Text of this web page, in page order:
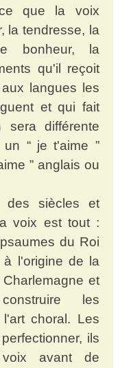
que la voix
la tendresse, la
bonheur, la
qu'il reçoit
langues les
et qui fait
sera différente
“ je t'aime ”
” anglais ou
des siècles et
voix est tout :
du Roi
l'origine de la
et
les
choral. Les
ils
avant de